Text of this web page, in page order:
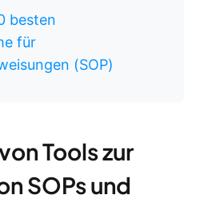
besten
für
(SOP)
Tools zur
SOPs und